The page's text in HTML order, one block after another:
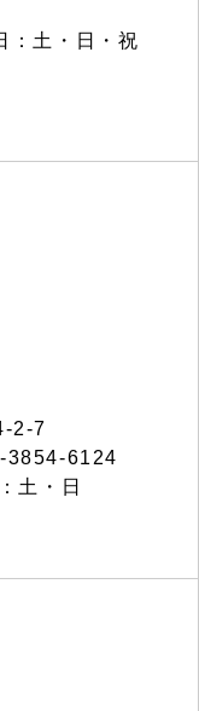
：土・日・祝
2-7
3854-6124
土・日